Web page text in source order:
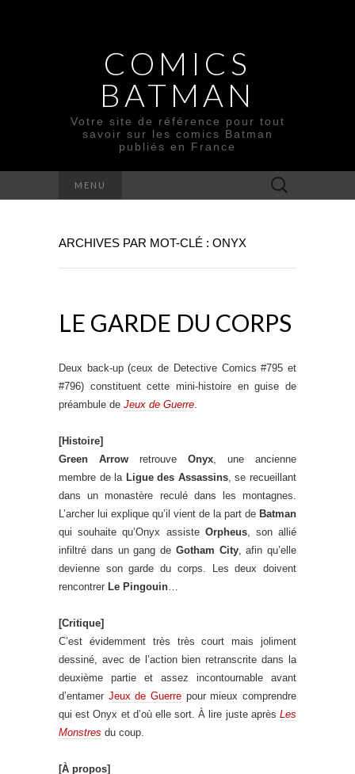
COMICS
BATMAN
Votre site de référence pour tout
savoir sur les comics Batman
publiés en France
MENU Rechercher :
ARCHIVES PAR MOT-CLÉ : ONYX
LE GARDE DU CORPS
Deux back-up (ceux de Detective Comics #795 et
#796) constituent cette mini-histoire en guise de
préambule de Jeux de Guerre.
[Histoire]
Green Arrow retrouve Onyx, une ancienne
membre de la Ligue des Assassins, se recueillant
dans un monastère reculé dans les montagnes.
L’archer lui explique qu’il vient de la part de Batman
qui souhaite qu’Onyx assiste Orpheus, son allié
infiltré dans un gang de Gotham City, afin qu’elle
devienne son garde du corps. Les deux doivent
rencontrer Le Pingouin…
[Critique]
C’est évidemment très très court mais joliment
dessiné, avec de l’action bien retranscrite dans la
deuxième partie et assez incontournable avant
d’entamer Jeux de Guerre pour mieux comprendre
qui est Onyx et d’où elle sort. À lire juste après Les
Monstres du coup.
[À propos]